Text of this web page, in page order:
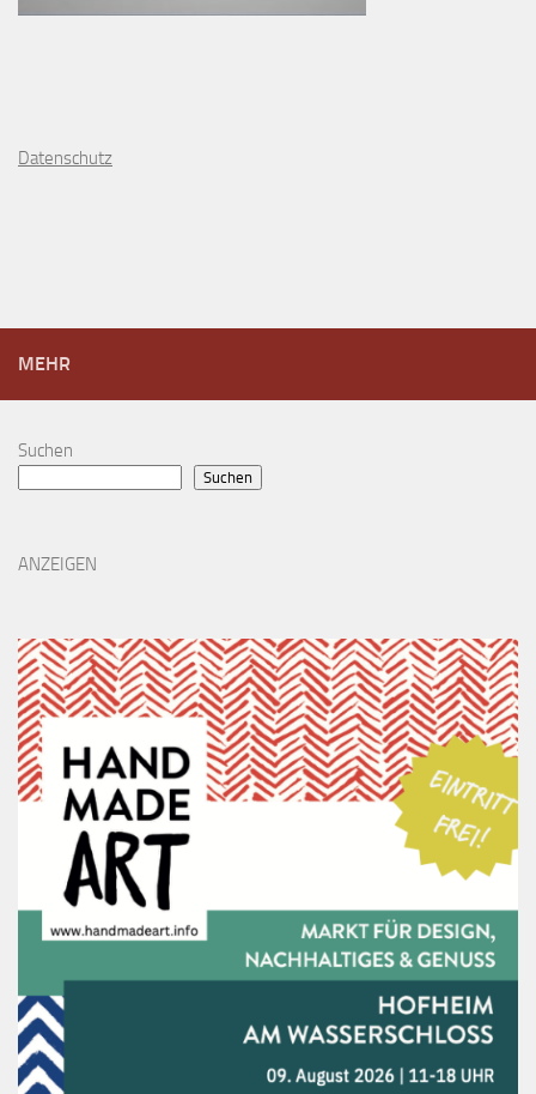
Datenschutz
MEHR
Suchen
Suchen
ANZEIGEN